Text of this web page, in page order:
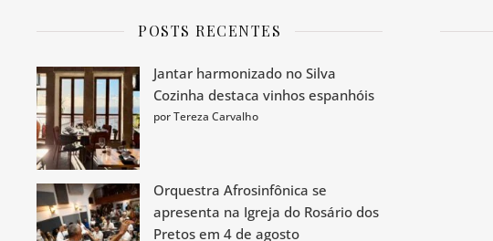
POSTS RECENTES
Jantar harmonizado no Silva
Cozinha destaca vinhos espanhóis
por Tereza Carvalho
Orquestra Afrosinfônica se
apresenta na Igreja do Rosário dos
Pretos em 4 de agosto